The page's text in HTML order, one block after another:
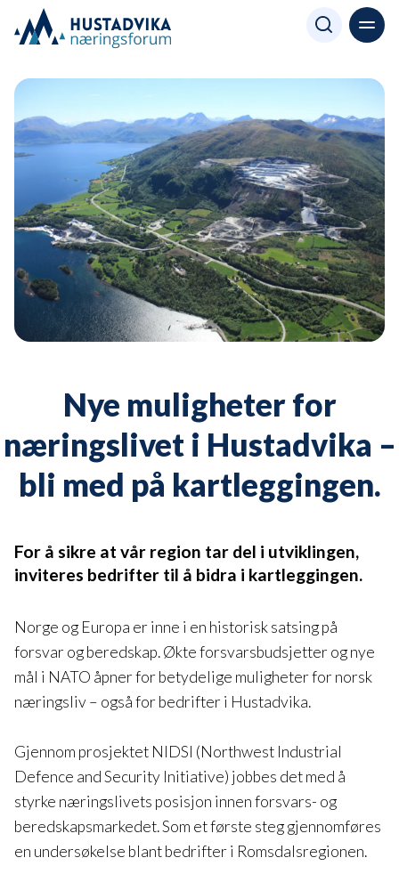
Nye muligheter for
næringslivet i Hustadvika –
bli med på kartleggingen.
For å sikre at vår region tar del i utviklingen,
inviteres bedrifter til å bidra i kartleggingen.
Norge og Europa er inne i en historisk satsing på
forsvar og beredskap. Økte forsvarsbudsjetter og nye
mål i NATO åpner for betydelige muligheter for norsk
næringsliv – også for bedrifter i Hustadvika.
Gjennom prosjektet NIDSI (Northwest Industrial
Defence and Security Initiative) jobbes det med å
styrke næringslivets posisjon innen forsvars- og
beredskapsmarkedet. Som et første steg gjennomføres
en undersøkelse blant bedrifter i Romsdalsregionen.